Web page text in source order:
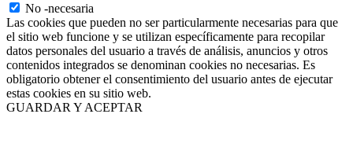
No -necesaria
Las cookies que pueden no ser particularmente necesarias para que
el sitio web funcione y se utilizan específicamente para recopilar
datos personales del usuario a través de análisis, anuncios y otros
contenidos integrados se denominan cookies no necesarias. Es
obligatorio obtener el consentimiento del usuario antes de ejecutar
estas cookies en su sitio web.
GUARDAR Y ACEPTAR